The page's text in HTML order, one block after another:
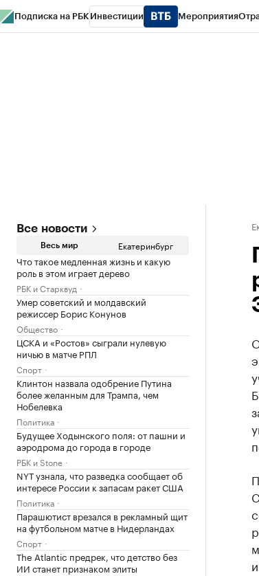
Подписка на РБК Инвестиции Мероприятия
Все новости
Весь мир Екатеринбург
Что такое медленная жизнь и какую
роль в этом играет дерево
РБК и Старквуд
Умер советский и молдавский
режиссер Борис Конунов
Общество
ЦСКА и «Ростов» сыграли нулевую
ничью в матче РПЛ
Спорт
Клинтон назвала одобрение Путина
более желанным для Трампа, чем
Нобелевка
Политика
Будущее Ходынского поля: от пашни и
аэродрома до города в городе
РБК и Stone
NYT узнала, что разведка сообщает об
интересе России к запасам ракет США
Политика
Парашютист врезался в рекламный щит
на футбольном матче в Нидерландах
Спорт
The Atlantic предрек, что детство без
ИИ станет признаком элиты